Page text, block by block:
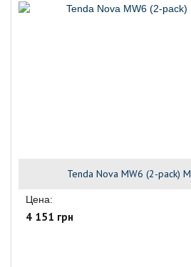
Tenda Nova MW6 (2-pack)
Цена:
4 151 грн